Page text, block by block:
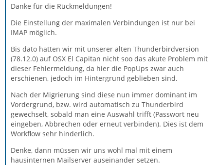
Danke für die Rückmeldungen!
Die Einstellung der maximalen Verbindungen ist nur bei
IMAP möglich.
Bis dato hatten wir mit unserer alten Thunderbirdversion
(78.12.0) auf OSX El Capitan nicht soo das akute Problem mit
dieser Fehlermeldung, da hier die PopUps zwar auch
erschienen, jedoch im Hintergrund geblieben sind.
Nach der Migrierung sind diese nun immer dominant im
Vordergrund, bzw. wird automatisch zu Thunderbird
gewechselt, sobald man eine Auswahl trifft (Passwort neu
eingeben, Abbrechen oder erneut verbinden). Dies ist dem
Workflow sehr hinderlich.
Denke, dann müssen wir uns wohl mal mit einem
hausinternen Mailserver auseinander setzen.